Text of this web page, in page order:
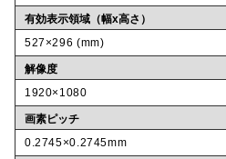
有効表示領域（幅x高さ）
527×296 (mm)
解像度
1920×1080
画素ピッチ
0.2745×0.2745mm